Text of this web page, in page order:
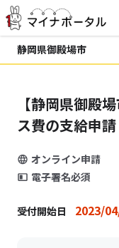
静岡県御殿場市
【静岡県御殿
ス費の支給申請
オンライン申請
電子署名必須
受付開始日 2023/